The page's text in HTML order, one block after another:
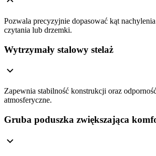
Pozwala precyzyjnie dopasować kąt
czytania lub drzemki.
Wytrzymały stalowy stelaż
Zapewnia stabilność konstrukcji oraz
atmosferyczne.
Gruba poduszka zwiększająca